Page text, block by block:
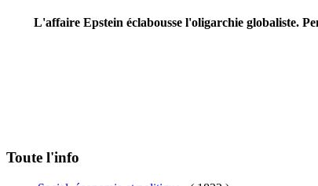
L'affaire Epstein éclabousse l'oligarchie globaliste.
Toute l'info